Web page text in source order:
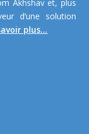
Akhshav et, plus
d’une solution
plus...